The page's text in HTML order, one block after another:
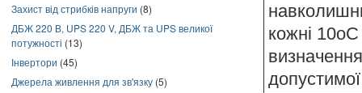
Захист від стрибків напруги (8)
ДБЖ 220 В, UPS 220 V, ДБЖ та UPS великої
потужності (13)
Інвертори (45)
Джерела живлення для зв'язку (5)
кожні